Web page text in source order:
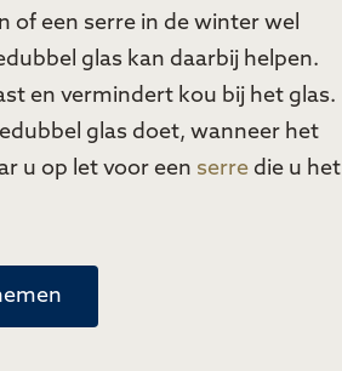
of een serre in de winter wel
glas kan daarbij helpen.
en vermindert kou bij het glas.
glas doet, wanneer het
u op let voor een serre die u het